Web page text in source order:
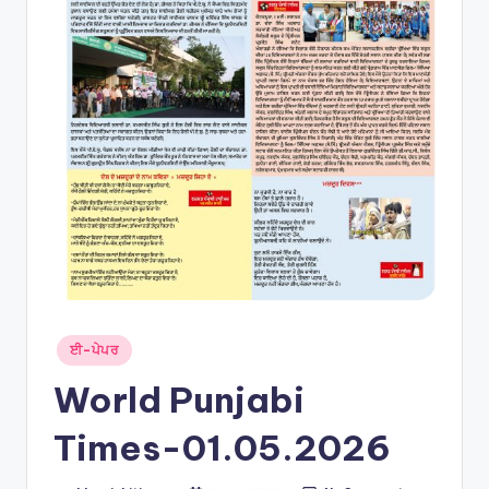
Posted
in
ਈ-ਪੇਪਰ
World Punjabi
Times-01.05.2026